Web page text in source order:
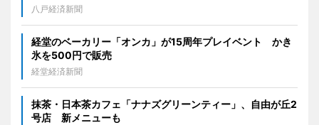
八戸経済新聞
経堂のベーカリー「オンカ」が15周年プレイベント かき
氷を500円で販売
経堂経済新聞
抹茶・日本茶カフェ「ナナズグリーンティー」、自由が丘2
号店 新メニューも